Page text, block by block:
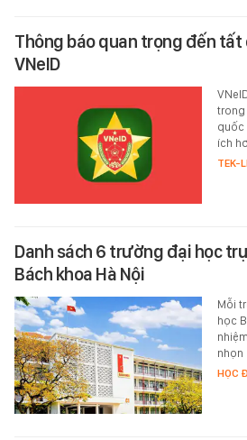
Thông báo quan trọng đến
VNeID
trong
quốc
ích
TEK-
Danh sách 6 trường đại học
Bách khoa Hà Nội
Mỗi
học
nhọn
HỌC